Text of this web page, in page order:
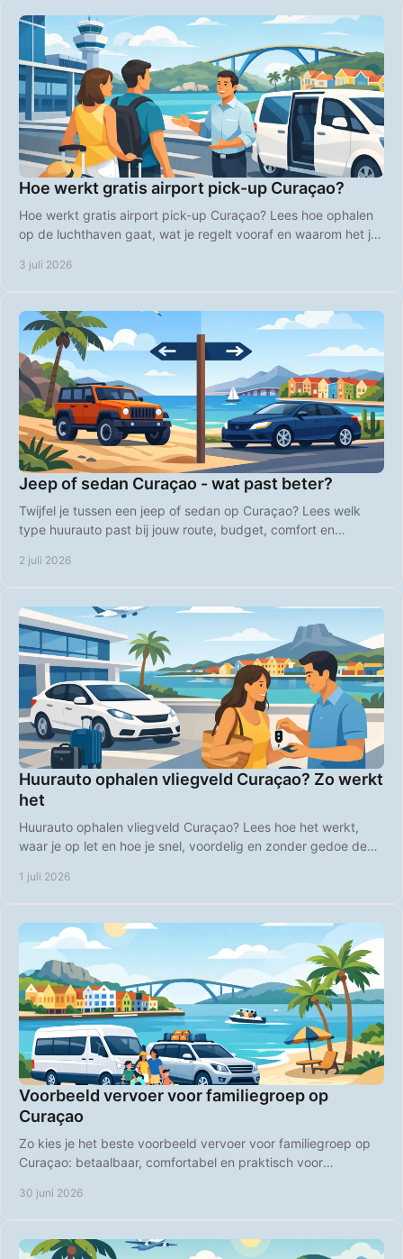
Hoe werkt gratis airport pick-up Curaçao?
Hoe werkt gratis airport pick-up Curaçao? Lees hoe ophalen
op de luchthaven gaat, wat je regelt vooraf en waarom het je
3 juli 2026
Jeep of sedan Curaçao - wat past beter?
Twijfel je tussen een jeep of sedan op Curaçao? Lees welk
type huurauto past bij jouw route, budget, comfort en
2 juli 2026
Huurauto ophalen vliegveld Curaçao? Zo werkt
het
Huurauto ophalen vliegveld Curaçao? Lees hoe het werkt,
waar je op let en hoe je snel, voordelig en zonder gedoe de
1 juli 2026
Voorbeeld vervoer voor familiegroep op
Curaçao
Zo kies je het beste voorbeeld vervoer voor familiegroep op
Curaçao: betaalbaar, comfortabel en praktisch voor
30 juni 2026